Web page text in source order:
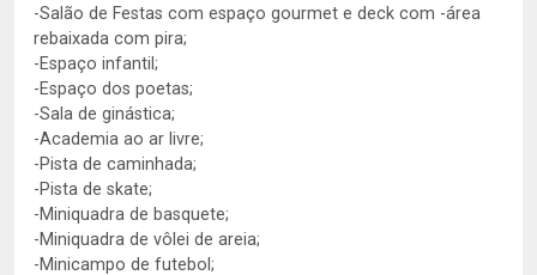
-Salão de Festas com espaço gourmet e deck com -área
rebaixada com pira;
-Espaço infantil;
-Espaço dos poetas;
-Sala de ginástica;
-Academia ao ar livre;
-Pista de caminhada;
-Pista de skate;
-Miniquadra de basquete;
-Miniquadra de vôlei de areia;
-Minicampo de futebol;